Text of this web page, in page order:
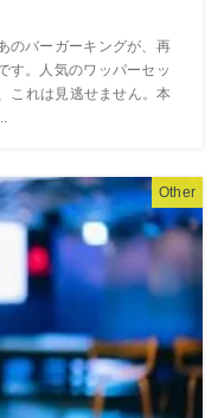
のバーガーキングが、再
す。人気のワッパーセッ
これは見逃せません。本
Other